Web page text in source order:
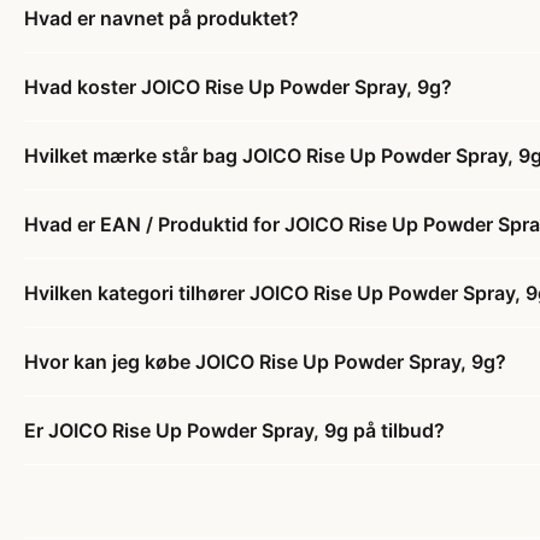
Hvad er navnet på produktet?
Hvad koster JOICO Rise Up Powder Spray, 9g?
Hvilket mærke står bag JOICO Rise Up Powder Spray,
Hvad er EAN / Produktid for JOICO Rise Up Powder
Hvilken kategori tilhører JOICO Rise Up Powder Spray,
Hvor kan jeg købe JOICO Rise Up Powder Spray, 9g?
Er JOICO Rise Up Powder Spray, 9g på tilbud?